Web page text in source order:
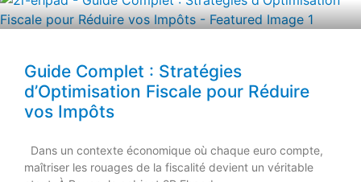
Guide Complet : Stratégies
d’Optimisation Fiscale pour Réduire
vos Impôts
Dans un contexte économique où chaque euro compte,
maîtriser les rouages de la fiscalité devient un véritable